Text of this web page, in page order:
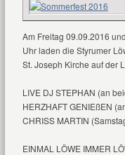
Am Freitag 09.09.2016
Uhr laden die Styrumer
St. Joseph Kirche auf der
LIVE DJ STEPHAN (an
HERZHAFT GENIEßEN
CHRISS MARTIN
EINMAL LÖWE IMMER